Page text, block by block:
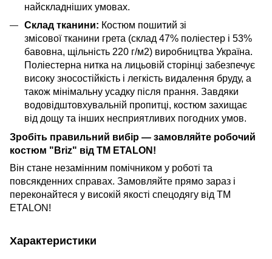
найскладніших умовах.
Склад тканини: Костюм пошитий зі
змісової тканини грета (склад 47% поліестер і 53%
бавовна, щільність 220 г/м2) виробництва Україна.
Поліестерна нитка на лицьовій сторінці забезпечує
високу зносостійкість і легкість видалення бруду, а
також мінімальну усадку після прання. Завдяки
водовідштовхувальній пропитці, костюм захищає
від дощу та інших несприятливих погодних умов.
Зробіть правильний вибір — замовляйте робочий
костюм "Briz" від ТМ ETALON!
Він стане незамінним помічником у роботі та
повсякденних справах. Замовляйте прямо зараз і
переконайтеся у високій якості спецодягу від ТМ
ETALON!
Характеристики